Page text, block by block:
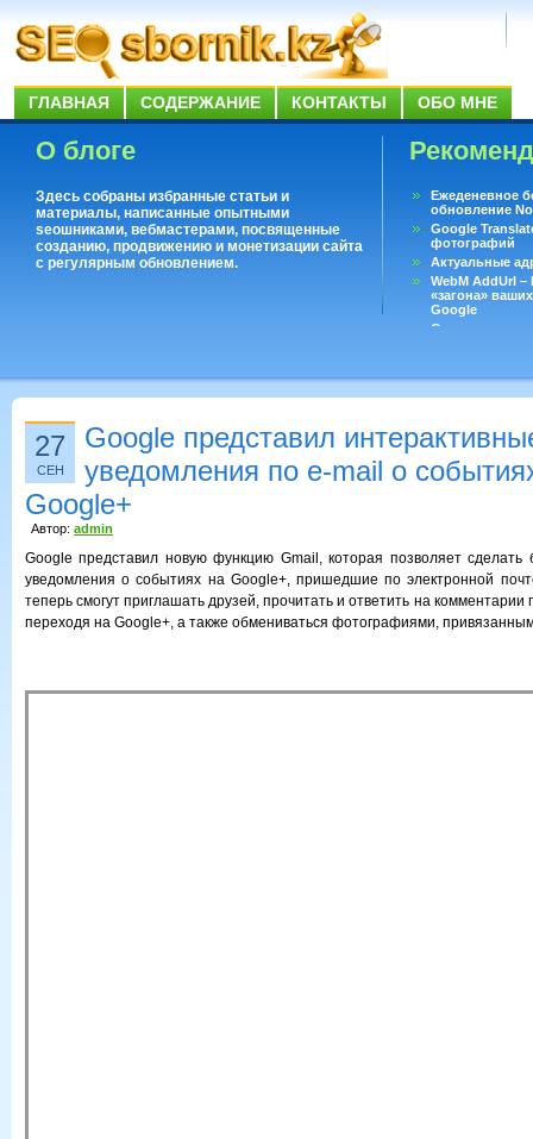
ГЛАВНАЯ СОДЕРЖАНИЕ КОНТАКТЫ ОБО МНЕ
О блоге
Здесь собраны избранные статьи и
материалы, написанные опытными
seoшниками, вебмастерами, посвященные
созданию, продвижению и монетизации сайта
с регулярным обновлением.
Ежеденевное
обновление
Google
фотографий
Актуальные
WebM AddUrl
«загона»
Google
Существует
27
СЕН
Google представил
уведомления по e-mail о
Google+
Автор: admin
Google представил новую функцию Gmail, которая позволяет сделать
уведомления о событиях на Google+, пришедшие по электронной
теперь смогут приглашать друзей, прочитать и ответить на комментарии
переходя на Google+, а также обмениваться фотографиями,